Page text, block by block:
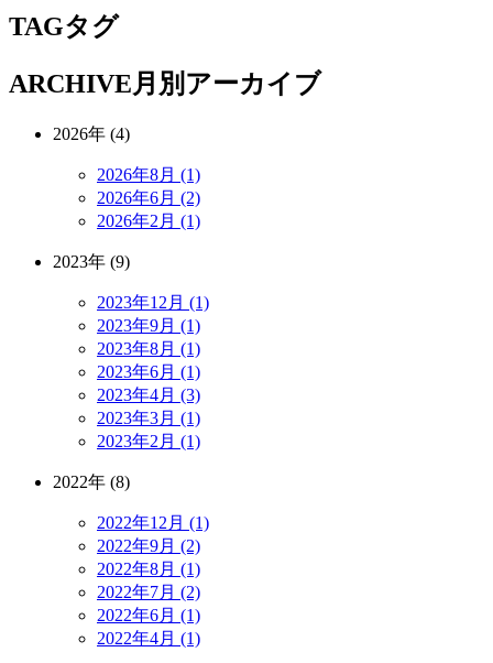
TAGタグ
ARCHIVE月別アーカイブ
2026年 (4)
2026年8月 (1)
2026年6月 (2)
2026年2月 (1)
2023年 (9)
2023年12月 (1)
2023年9月 (1)
2023年8月 (1)
2023年6月 (1)
2023年4月 (3)
2023年3月 (1)
2023年2月 (1)
2022年 (8)
2022年12月 (1)
2022年9月 (2)
2022年8月 (1)
2022年7月 (2)
2022年6月 (1)
2022年4月 (1)